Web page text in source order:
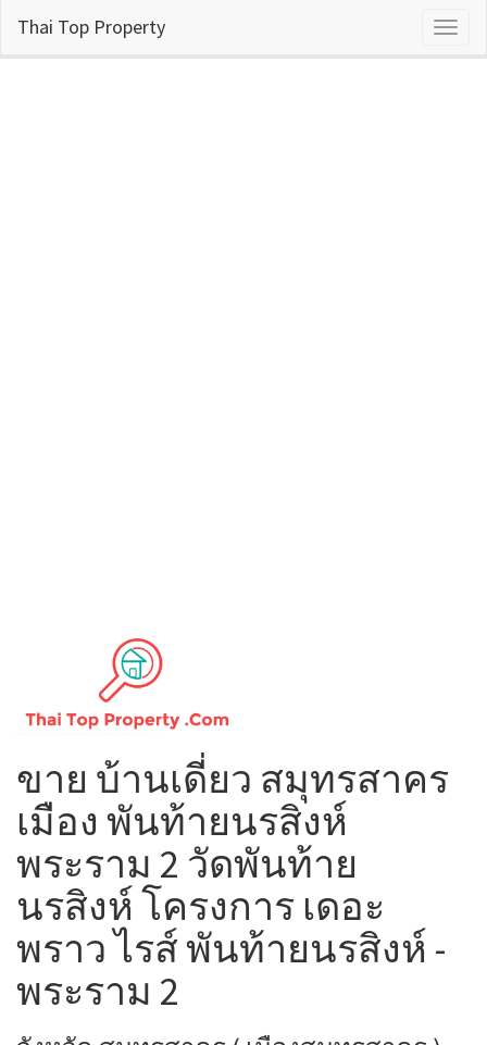
Thai Top Property
ขาย บ้านเดี่ยว สมุทรสาคร
เมือง พันท้ายนรสิงห์
พระราม 2 วัดพันท้าย
นรสิงห์ โครงการ เดอะ
พราว ไรส์ พันท้ายนรสิงห์ -
พระราม 2